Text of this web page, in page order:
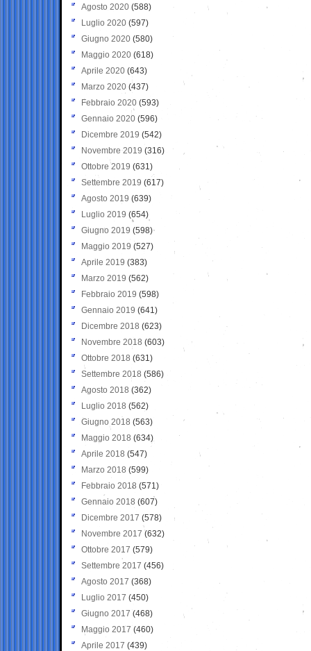
Agosto 2020 (588)
Luglio 2020 (597)
Giugno 2020 (580)
Maggio 2020 (618)
Aprile 2020 (643)
Marzo 2020 (437)
Febbraio 2020 (593)
Gennaio 2020 (596)
Dicembre 2019 (542)
Novembre 2019 (316)
Ottobre 2019 (631)
Settembre 2019 (617)
Agosto 2019 (639)
Luglio 2019 (654)
Giugno 2019 (598)
Maggio 2019 (527)
Aprile 2019 (383)
Marzo 2019 (562)
Febbraio 2019 (598)
Gennaio 2019 (641)
Dicembre 2018 (623)
Novembre 2018 (603)
Ottobre 2018 (631)
Settembre 2018 (586)
Agosto 2018 (362)
Luglio 2018 (562)
Giugno 2018 (563)
Maggio 2018 (634)
Aprile 2018 (547)
Marzo 2018 (599)
Febbraio 2018 (571)
Gennaio 2018 (607)
Dicembre 2017 (578)
Novembre 2017 (632)
Ottobre 2017 (579)
Settembre 2017 (456)
Agosto 2017 (368)
Luglio 2017 (450)
Giugno 2017 (468)
Maggio 2017 (460)
Aprile 2017 (439)